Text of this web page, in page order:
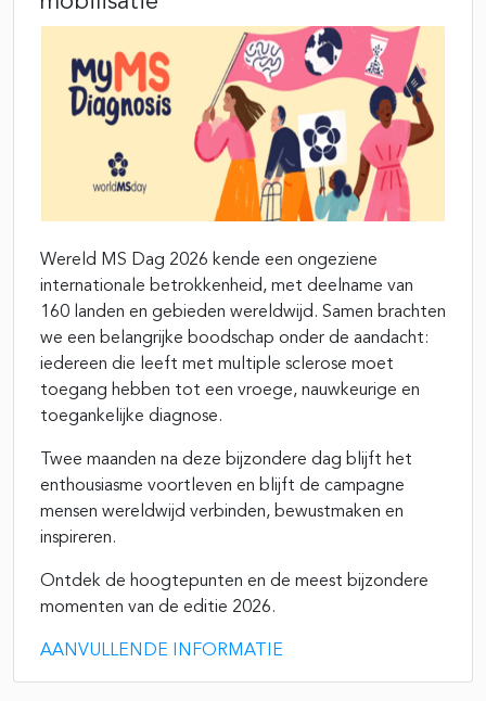
Wereld MS Dag 2026 kende een ongeziene
internationale betrokkenheid, met deelname van
160 landen en gebieden wereldwijd. Samen brachten
we een belangrijke boodschap onder de aandacht:
iedereen die leeft met multiple sclerose moet
toegang hebben tot een vroege, nauwkeurige en
toegankelijke diagnose.
Twee maanden na deze bijzondere dag blijft het
enthousiasme voortleven en blijft de campagne
mensen wereldwijd verbinden, bewustmaken en
inspireren.
Ontdek de hoogtepunten en de meest bijzondere
momenten van de editie 2026.
AANVULLENDE INFORMATIE